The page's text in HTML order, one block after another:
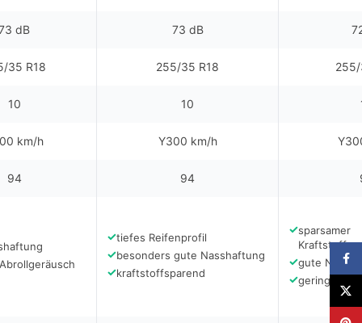
dB 73 dB
35 R18 255/35 R18
10 10
km/h Y300 km/h
94 94
✓tiefes Reifenprofil
✓besonders gute Nasshaftung
✓kraftstoffsparend
✓sparsamer
✓gute
✓geringe